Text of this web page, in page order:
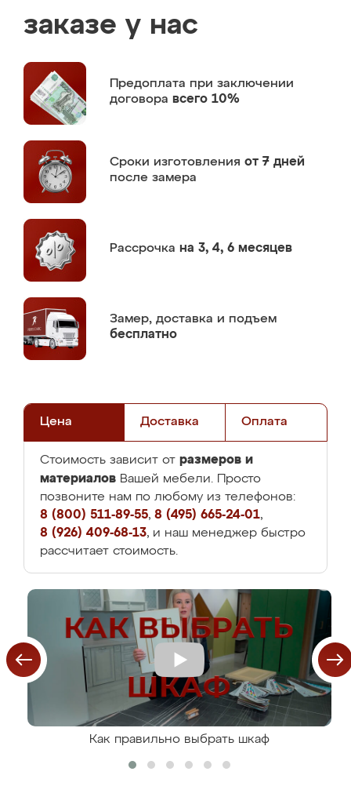
заказе у нас
Предоплата при заключении
договора всего 10%
Сроки изготовления от 7 дней
после замера
Рассрочка на 3, 4, 6 месяцев
Замер, доставка и подъем
бесплатно
Цена Доставка Оплата
Стоимость зависит от размеров и
материалов Вашей мебели. Просто
позвоните нам по любому из телефонов:
8 (800) 511-89-55, 8 (495) 665-24-01,
8 (926) 409-68-13, и наш менеджер быстро
рассчитает стоимость.
Как правильно выбрать шкаф